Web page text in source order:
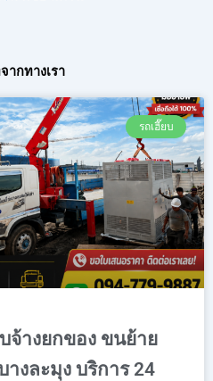
ากทางเรา
รถเฮี๊ยบ
จ้างยกของ ขนย้าย
างละมุง บริการ 24